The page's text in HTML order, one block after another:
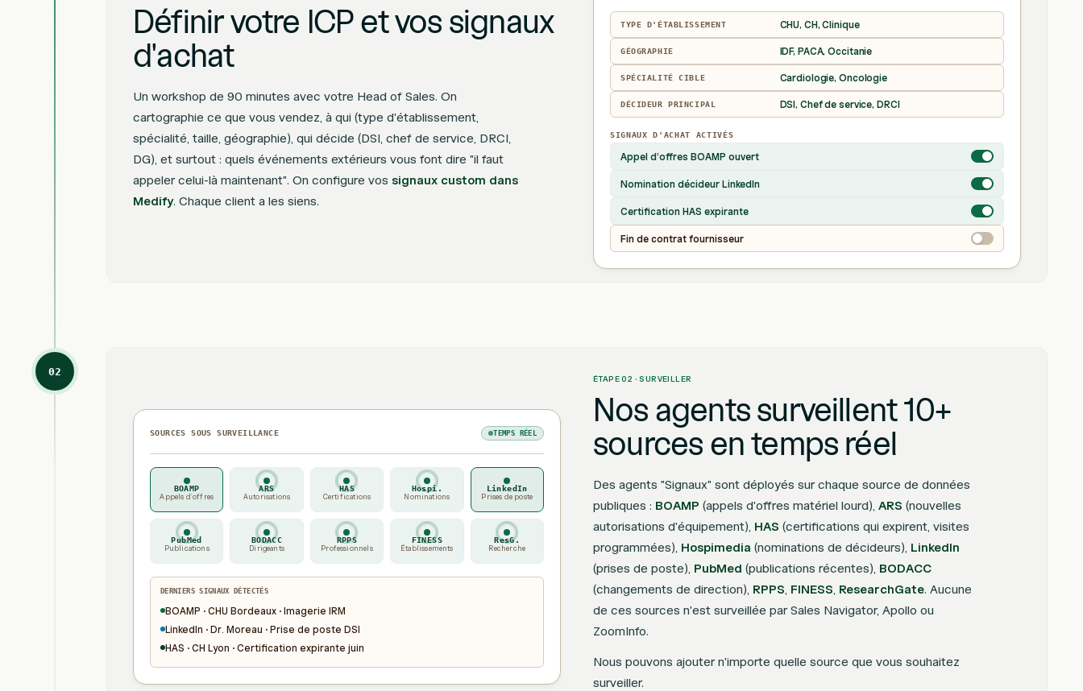
Définir votre ICP et vos signaux
d'achat
Un workshop de 90 minutes avec votre Head of Sales. On
cartographie ce que vous vendez, à qui (type d'établissement,
spécialité, taille, géographie), qui décide (DSI, chef de service, DRCI,
DG), et surtout : quels événements extérieurs vous font dire "il faut
appeler celui-là maintenant". On configure vos signaux custom dans
Medify. Chaque client a les siens.
TYPE D'ÉTABLISSEMENT CHU, CH, Clinique
GÉOGRAPHIE IDF, PACA, Occitanie
SPÉCIALITÉ CIBLE Cardiologie, Oncologie
DÉCIDEUR PRINCIPAL DSI, Chef de service, DRCI
SIGNAUX D'ACHAT ACTIVÉS
Appel d'offres BOAMP ouvert
Nomination décideur LinkedIn
Certification HAS expirante
Fin de contrat fournisseur
02
ÉTAPE 02 · SURVEILLER
Nos agents surveillent 10+
sources en temps réel
Des agents "Signaux" sont déployés sur chaque source de données
publiques : BOAMP (appels d'offres matériel lourd), ARS (nouvelles
autorisations d'équipement), HAS (certifications qui expirent, visites
programmées), Hospimedia (nominations de décideurs), LinkedIn
(prises de poste), PubMed (publications récentes), BODACC
(changements de direction), RPPS, FINESS, ResearchGate. Aucune
de ces sources n'est surveillée par Sales Navigator, Apollo ou
ZoomInfo.
Nous pouvons ajouter n'importe quelle source que vous souhaitez
surveiller.
SOURCES SOUS SURVEILLANCE TEMPS RÉEL
BOAMP
Appels d'offres
ARS
Autorisations
HAS
Certifications
Hospi.
Nominations
LinkedIn
Prises de poste
PubMed
Publications
BODACC
Dirigeants
RPPS
Professionnels
FINESS
Établissements
ResG.
Recherche
DERNIERS SIGNAUX DÉTECTÉS
BOAMP · CHU Bordeaux · Imagerie IRM
LinkedIn · Dr. Moreau · Prise de poste DSI
HAS · CH Lyon · Certification expirante juin